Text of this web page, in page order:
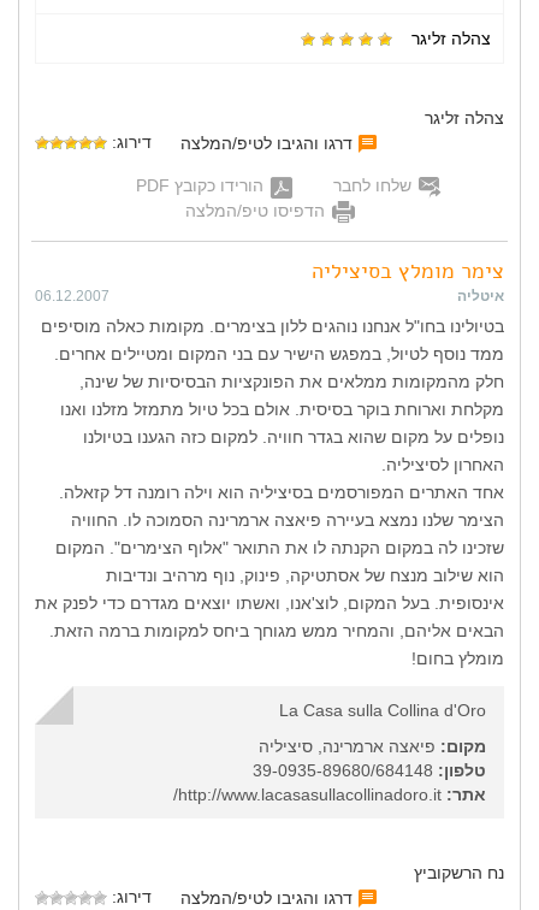
צהלה זליגר
צהלה זליגר
דרגו והגיבו לטיפ/המלצה
דירוג:
שלחו לחבר
הורידו כקובץ PDF
הדפיסו טיפ/המלצה
צימר מומלץ בסיציליה
איטליה 06.12.2007
בטיולינו בחו"ל אנחנו נוהגים ללון בצימרים. מקומות כאלה מוסיפים
ממד נוסף לטיול, במפגש הישיר עם בני המקום ומטיילים אחרים.
חלק מהמקומות ממלאים את הפונקציות הבסיסיות של שינה,
מקלחת וארוחת בוקר בסיסית. אולם בכל טיול מתמזל מזלנו ואנו
נופלים על מקום שהוא בגדר חוויה. למקום כזה הגענו בטיולנו
האחרון לסיציליה.
אחד האתרים המפורסמים בסיציליה הוא וילה רומנה דל קזאלה.
הצימר שלנו נמצא בעיירה פיאצה ארמרינה הסמוכה לו. החוויה
שזכינו לה במקום הקנתה לו את התואר "אלוף הצימרים". המקום
הוא שילוב מנצח של אסתטיקה, פינוק, נוף מרהיב ונדיבות
אינסופית. בעל המקום, לוצ'אנו, ואשתו יוצאים מגדרם כדי לפנק את
הבאים אליהם, והמחיר ממש מגוחך ביחס למקומות ברמה הזאת.
מומלץ בחום!
La Casa sulla Collina d'Oro
מקום: פיאצה ארמרינה, סיציליה
טלפון:
אתר:
נח הרשקוביץ
דרגו והגיבו לטיפ/המלצה
דירוג: